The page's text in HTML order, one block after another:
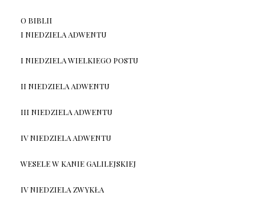
O BIBLII
I NIEDZIELA ADWENTU
I NIEDZIELA WIELKIEGO POSTU
II NIEDZIELA ADWENTU
III NIEDZIELA ADWENTU
IV NIEDZIELA ADWENTU
WESELE W KANIE GALILEJSKIEJ
IV NIEDZIELA ZWYKŁA